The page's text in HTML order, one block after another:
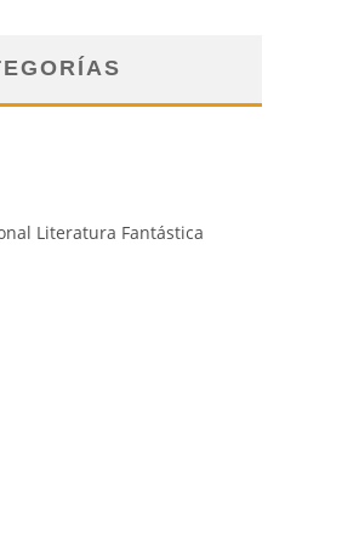
Literatura Fantástica